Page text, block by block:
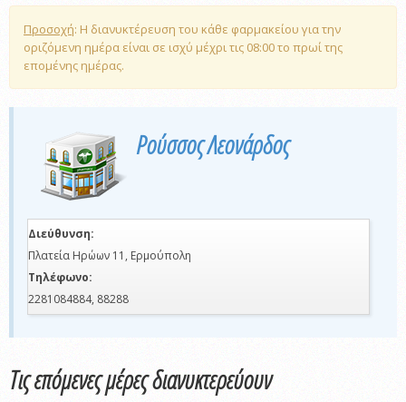
Προσοχή: Η διανυκτέρευση του κάθε φαρμακείου για την
οριζόμενη ημέρα είναι σε ισχύ μέχρι τις 08:00 το πρωί της
επομένης ημέρας.
Ρούσσος Λεονάρδος
Διεύθυνση:
Πλατεία Ηρώων 11, Ερμούπολη
Τηλέφωνο:
2281084884, 88288
Τις επόμενες μέρες διανυκτερεύουν